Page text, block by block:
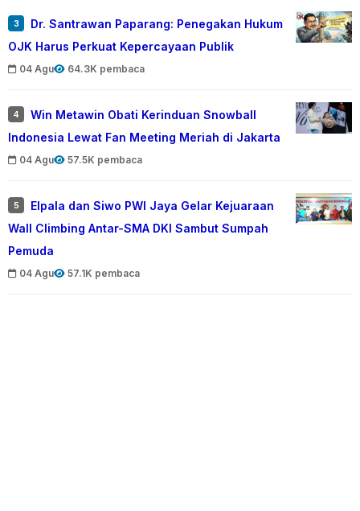
3
Dr. Santrawan Paparang: Penegakan Hukum
OJK Harus Perkuat Kepercayaan Publik
04 Agu 64.3K pembaca
4
Win Metawin Obati Kerinduan Snowball
Indonesia Lewat Fan Meeting Meriah di Jakarta
04 Agu 57.5K pembaca
5
Elpala dan Siwo PWI Jaya Gelar Kejuaraan
Wall Climbing Antar-SMA DKI Sambut Sumpah
Pemuda
04 Agu 57.1K pembaca